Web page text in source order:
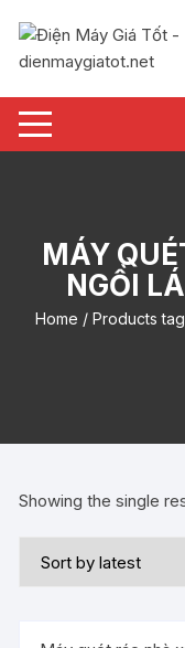
nội
MÁY
NGỒI
Home / Products
Showing the single